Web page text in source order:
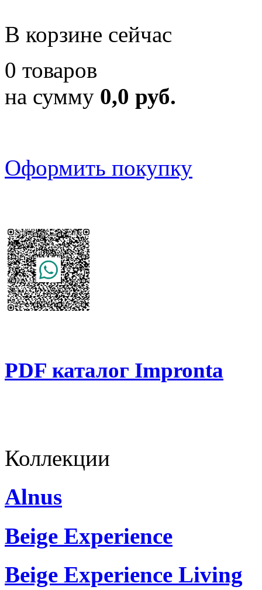
В корзине сейчас
0 товаров
на сумму 0,0 руб.
Оформить покупку
PDF каталог Impronta
Коллекции
Alnus
Beige Experience
Beige Experience Living